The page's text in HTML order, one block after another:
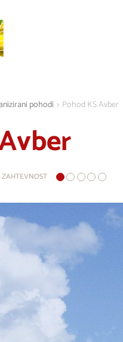
pohodi > Pohod KS Avber
ZAHTEVNOST